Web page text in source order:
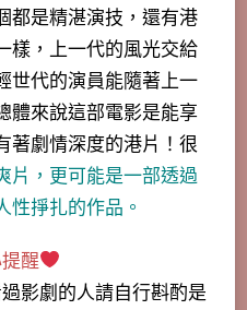
都是精湛演技，還有港
樣，上一代的風光交給
世代的演員能隨著上一
體來說這部電影是能享
著劇情深度的港片！很
片，更可能是一部透過
性掙扎的作品。
醒
過影劇的人請自行斟酌是